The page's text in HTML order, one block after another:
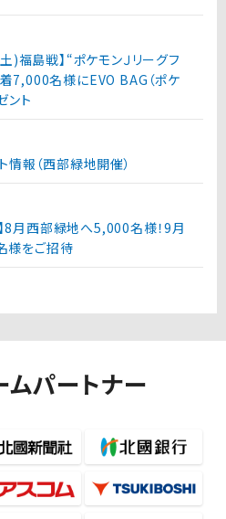
)福島戦】“ポケモンＪリーグフ
7,000名様にEVO BAG（ポケ
ント
情報（西部緑地開催）
8月西部緑地へ5,000名様！9月
様をご招待
ムパートナー